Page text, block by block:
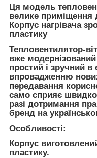
Ця модель
велике приміщення
Корпус нагрівача
пластику
Тепловентилятор-
вже
простий і зручний в
впровадженню
передавання
само сприяє
разі дотримання
бренд на
Особливості:
Корпус
пластику.